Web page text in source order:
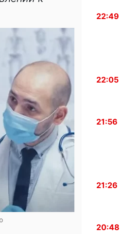
22:49
22:05
21:56
21:26
20:48